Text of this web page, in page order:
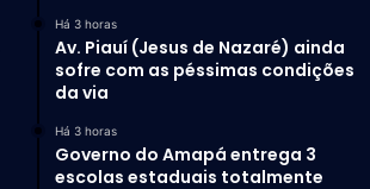
Há 3 horas
Av. Piauí (Jesus de Nazaré) ainda
sofre com as péssimas condições
da via
Há 3 horas
Governo do Amapá entrega 3
escolas estaduais totalmente